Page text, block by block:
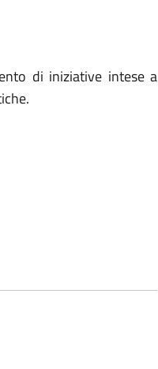
di iniziative intese a